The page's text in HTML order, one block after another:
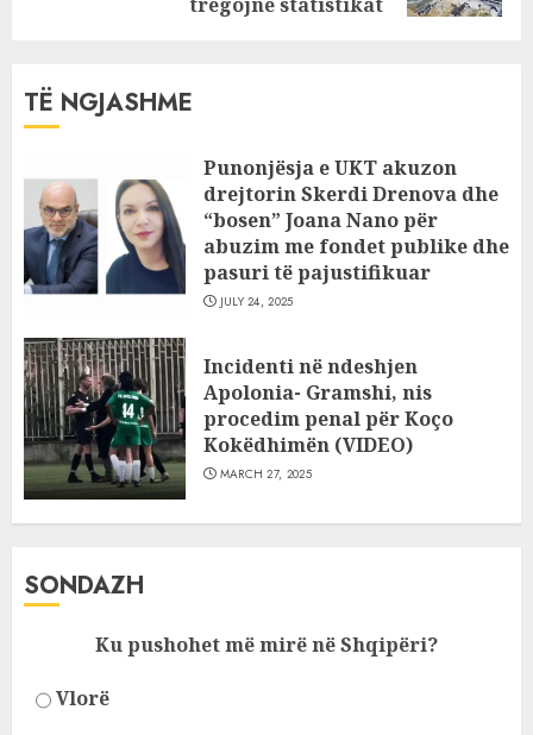
TË NGJASHME
Punonjësja e UKT akuzon
drejtorin Skerdi Drenova dhe
“bosen” Joana Nano për
abuzim me fondet publike dhe
pasuri të pajustifikuar
JULY 24, 2025
Incidenti në ndeshjen
Apolonia- Gramshi, nis
procedim penal për Koço
Kokëdhimën (VIDEO)
MARCH 27, 2025
SONDAZH
Ku pushohet më mirë në Shqipëri?
Vlorë